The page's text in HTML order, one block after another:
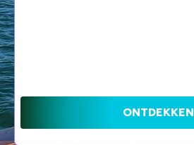
ONTDEKKEN